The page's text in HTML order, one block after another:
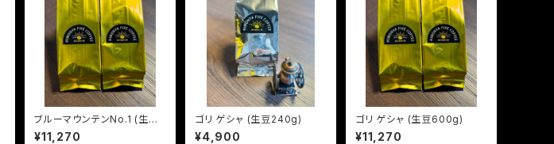
ブルーマウンテンNo.1 (生豆6
00g)
¥11,270
ゴリ ゲシャ (生豆240g)
¥4,900
ゴリ ゲシャ (生豆600g)
¥11,270